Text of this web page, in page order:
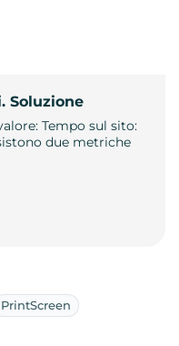
Soluzione
Tempo sul sito:
due metriche
PrintScreen